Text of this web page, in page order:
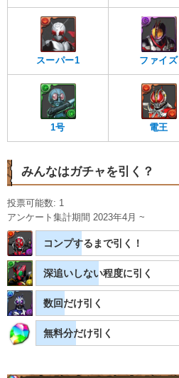
スーパー1 ファイズ
1号 電王
みんなはガチャを引く？
投票可能数: 1
アンケート集計期間 2023年4月 ~
コンプするまで引く！
深追いしない程度に引く
数回だけ引く
無料分だけ引く